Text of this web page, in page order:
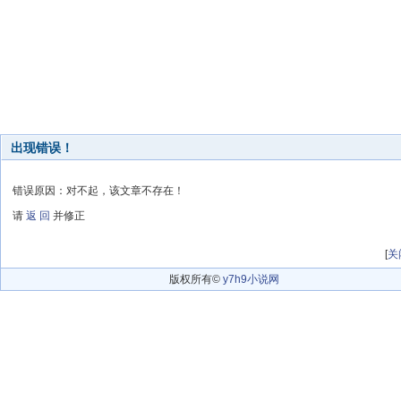
出现错误！
错误原因：对不起，该文章不存在！
请 返 回 并修正
[关
版权所有© y7h9小说网